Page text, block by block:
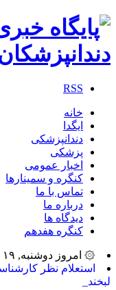
RSS
خانه
ایگدا
دندانپزشکی
پزشکی
اخبار عمومی
کنگره و سمینارها
تماس با ما
درباره ما
دیدگاه ها
کنگره هفدهم
۞ امروز دوشنبه, ۱۹ مرداد , ۱۴۰۵ ساعت ۱۶:۲۳:۴۹
استعلام نظر
لبخند_